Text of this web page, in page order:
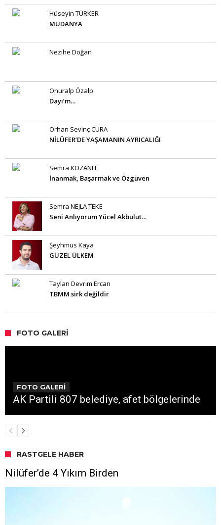
Hüseyin TÜRKER
MUDANYA
Nezihe Doğan
Onuralp Özalp
Dayı’m…
Orhan Sevinç CURA
NİLÜFER’DE YAŞAMANIN AYRICALIĞI
Semra KOZANLI
İnanmak, Başarmak ve Özgüven
Semra NEJLA TEKE
Seni Anlıyorum Yücel Akbulut…
Şeyhmus Kaya
GÜZEL ÜLKEM
Taylan Devrim Ercan
TBMM sirk değildir
FOTO GALERI
FOTO GALERİ
AK Partili 807 belediye, afet bölgelerinde
RASTGELE HABER
Nilüfer’de 4 Yıkım Birden